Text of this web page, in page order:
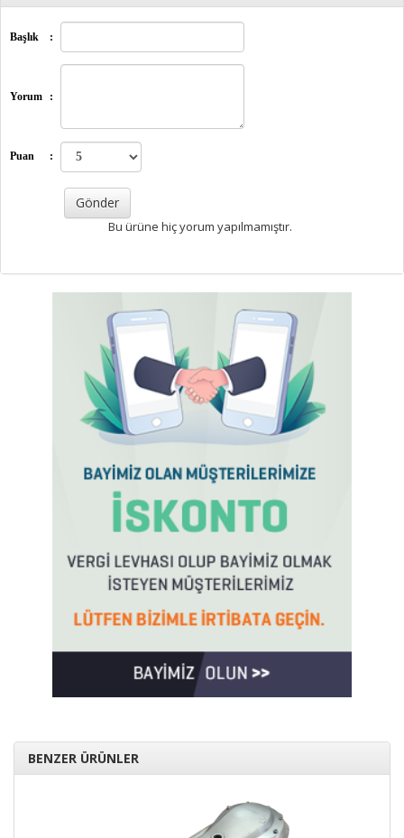
Başlık :
Yorum :
Puan :
Bu ürüne hiç yorum yapılmamıştır.
BENZER ÜRÜNLER